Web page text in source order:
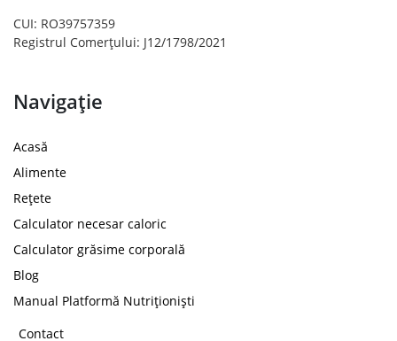
CUI: RO39757359
Registrul Comerțului: J12/1798/2021
Navigație
Acasă
Alimente
Rețete
Calculator necesar caloric
Calculator grăsime corporală
Blog
Manual Platformă Nutriționiști
Contact